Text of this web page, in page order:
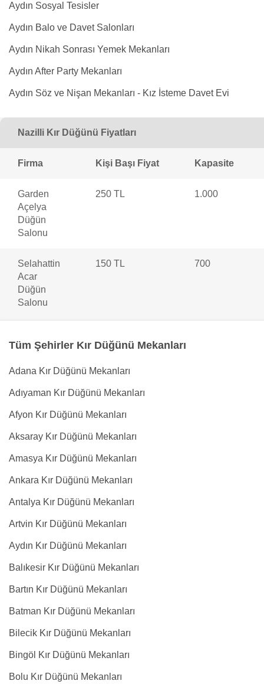
Aydın Sosyal Tesisler
Aydın Balo ve Davet Salonları
Aydın Nikah Sonrası Yemek Mekanları
Aydın After Party Mekanları
Aydın Söz ve Nişan Mekanları - Kız İsteme Davet Evi
Nazilli Kır Düğünü Fiyatları
Firma Kişi Başı Fiyat Kapasite
Garden
Açelya
Düğün
Salonu
250 TL 1.000
Selahattin
Acar
Düğün
Salonu
150 TL 700
Tüm Şehirler Kır Düğünü Mekanları
Adana Kır Düğünü Mekanları
Adıyaman Kır Düğünü Mekanları
Afyon Kır Düğünü Mekanları
Aksaray Kır Düğünü Mekanları
Amasya Kır Düğünü Mekanları
Ankara Kır Düğünü Mekanları
Antalya Kır Düğünü Mekanları
Artvin Kır Düğünü Mekanları
Aydın Kır Düğünü Mekanları
Balıkesir Kır Düğünü Mekanları
Bartın Kır Düğünü Mekanları
Batman Kır Düğünü Mekanları
Bilecik Kır Düğünü Mekanları
Bingöl Kır Düğünü Mekanları
Bolu Kır Düğünü Mekanları